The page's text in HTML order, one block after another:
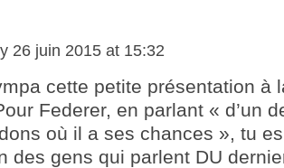
26 juin 2015 at 15:32
cette petite présentation à
Federer, en parlant « d’un
où il a ses chances », tu
des gens qui parlent DU